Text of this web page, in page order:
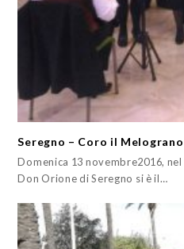
Seregno – Coro il Melograno
Domenica 13 novembre2016,
Don Orione di Seregno si è il…